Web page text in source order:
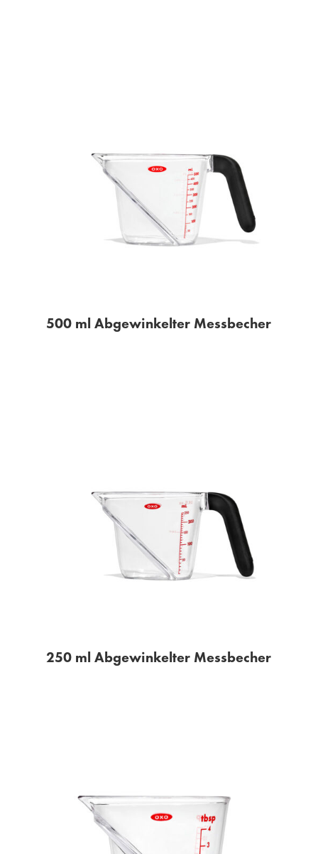
500 ml Abgewinkelter Messbecher
250 ml Abgewinkelter Messbecher